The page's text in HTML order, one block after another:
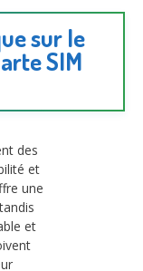
sur le
SIM
des
et
une
et